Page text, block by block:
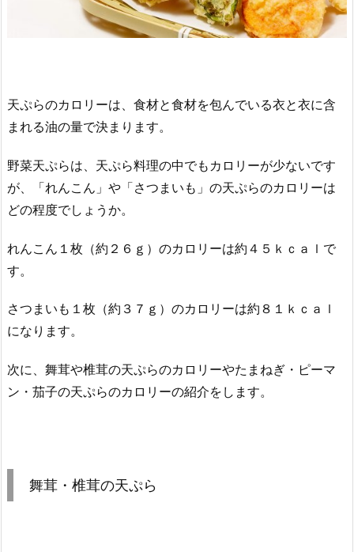
天ぷらのカロリーは、食材と食材を包んでいる衣と衣に含
まれる油の量で決まります。
野菜天ぷらは、天ぷら料理の中でもカロリーが少ないです
が、「れんこん」や「さつまいも」の天ぷらのカロリーは
どの程度でしょうか。
れんこん１枚（約２６ｇ）のカロリーは約４５ｋｃａｌで
す。
さつまいも１枚（約３７ｇ）のカロリーは約８１ｋｃａｌ
になります。
次に、舞茸や椎茸の天ぷらのカロリーやたまねぎ・ピーマ
ン・茄子の天ぷらのカロリーの紹介をします。
舞茸・椎茸の天ぷら